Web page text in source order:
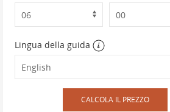
Lingua della guida
CALCOLA IL PREZZO